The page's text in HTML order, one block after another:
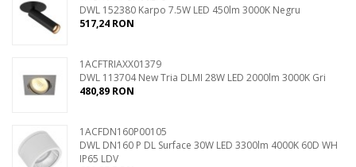
DWL 152380 Karpo 7.5W LED 450lm 3000K Negru
517,24 RON
1ACFTRIAXX01379
DWL 113704 New Tria DLMI 28W LED 2000lm 3000K Gri
480,89 RON
1ACFDN160P00105
DWL DN160 P DL Surface 30W LED 3300lm 4000K 60D WH
IP65 LDV